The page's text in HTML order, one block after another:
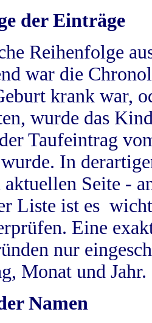
der Einträge
Reihenfolge
war die
krank war,
wurde das
Taufeintrag
In
Seite -
Liste ist es
Eine
nur
Monat und Jahr.
Namen